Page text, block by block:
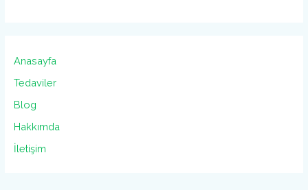
Anasayfa
Tedaviler
Blog
Hakkımda
İletişim